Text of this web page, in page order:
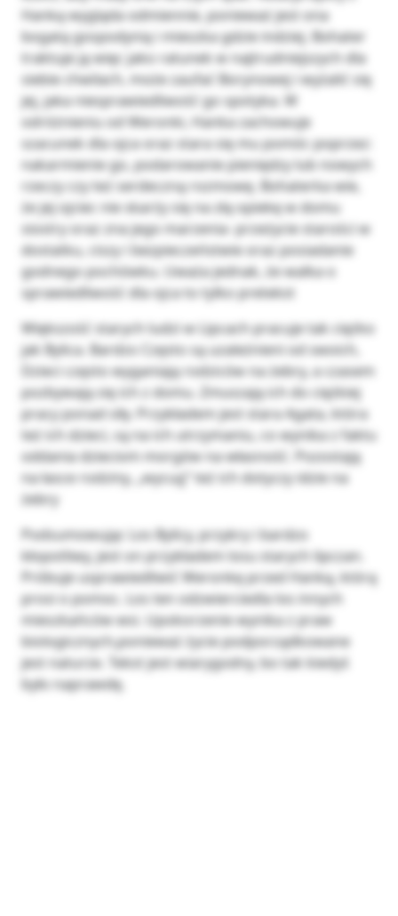
Hanką wygląda odmiennie, ponieważ jest ona
bogatą gospodynią i mieszka gdzie indziej. Bohater
traktuje ją więc jako ratunek w najtrudniejszych dla
siebie chwilach, może zaufać Borynowej i wyżalić się
jej, jaka niesprawiedliwość go spotyka. W
odróżnieniu od Weronki, Hanka zachowuje
szacunek dla ojca oraz stara się mu pomóc poprzez:
nakarmienie go, podarowanie pieniędzy lub nowych
rzeczy czy też serdeczną rozmowę. Bohaterka wie,
że jej ojciec nie skarży się na złą opiekę w domu
siostry oraz zna jego marzenia- przeżycie starości w
dostatku, ciszy i bezpieczeństwie oraz posiadanie
godnego pochówku. Uważa jednak, że walka o
sprawiedliwość dla ojca to tylko pretekst
Większość starych ludzi w Lipcach pracuje tak ciężko
jak Bylica. Bardzo Często są uzależnieni od swoich,
Dzieci często wyganiają rodziców na żebry, a czasem
pozbywają się ich z domu. Zmuszają ich do ciężkiej
pracy ponad siły. Przykładem jest stara Agata, która
też ich dzieci, są na ich utrzymaniu, co wynika z faktu
oddania dzieciom morgów na własność. Pozostają
na łasce rodziny, „wycug” też ich dotyczy idzie na
żebry
Podsumowując Los Bylicy, przykry i bardzo
kłopotliwy, jest on przykładem losu starych lipczan.
Próbuje usprawiedliwić Weronkę przed Hanką, którą
prosi o pomoc. Los ten odzwierciedla los innych
mieszkańców wsi. Upokorzenie wynika z praw
biologicznych,ponieważ życie podporządkowane
jest naturze. Tekst jest wiarygodny, bo tak kiedyś
było naprawdę.